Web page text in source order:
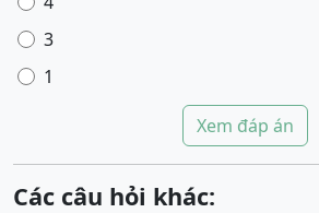
3
1
Xem đáp án
Các câu hỏi khác: